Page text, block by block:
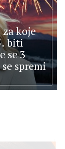
koje
biti
se 3
spremi